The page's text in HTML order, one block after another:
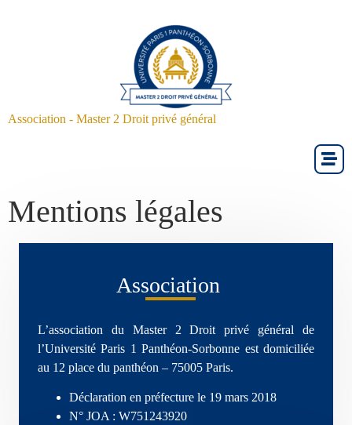
Association - Master 2 Droit privé général
Mentions légales
Association
L’association du Master 2 Droit privé général de
l’Université Paris 1 Panthéon-Sorbonne est domiciliée
au 12 place du panthéon – 75005 Paris.
Déclaration en préfecture le 19 mars 2018
N° JOA : W751243920